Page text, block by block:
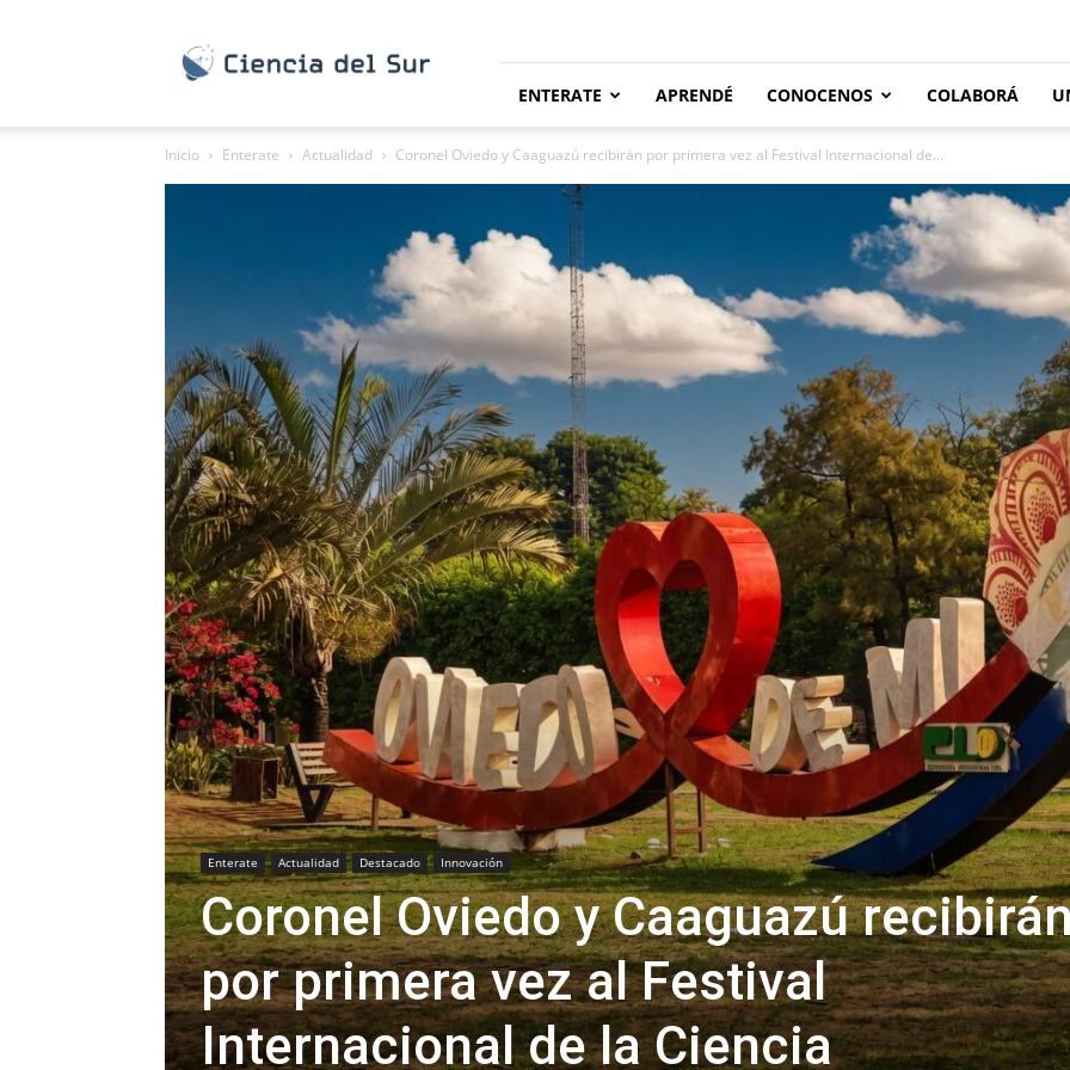
Sur
ENTERATE APRENDÉ CONOCENOS COLABORÁ
Inicio Enterate Actualidad Coronel Oviedo y Caaguazú recibirán por primera vez al Festival Internacional de...
Enterate Actualidad Destacado Innovación
Coronel Oviedo y Caaguazú
por primera vez al Festival
Internacional de la Ciencia